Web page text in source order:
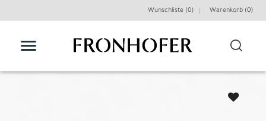
Wunschliste (0) Warenkorb (0)